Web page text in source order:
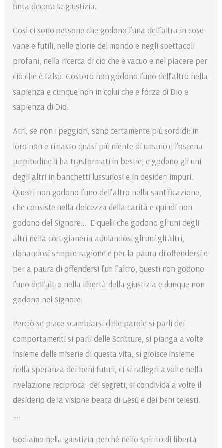
finta decora la giustizia.
Così ci sono persone che godono l’una dell’altra in cose
vane e futili, nelle glorie del mondo e negli spettacoli
profani, nella ricerca di ciò che è vacuo e nel piacere per
ciò che è falso. Costoro non godono l’uno dell’altro nella
sapienza e dunque non in colui che è forza di Dio e
sapienza di Dio.
Atri, se non i peggiori, sono certamente più sordidi: in
loro non è rimasto quasi più niente di umano e l’oscena
turpitudine li ha trasformati in bestie, e godono gli uni
degli altri in banchetti lussuriosi e in desideri impuri.
Questi non godono l’uno dell’altro nella santificazione,
che consiste nella dolcezza della carità e quindi non
godono del Signore… E quelli che godono gli uni degli
altri nella cortigianeria adulandosi gli uni gli altri,
donandosi sempre ragione e per la paura di offendersi e
per a paura di offendersi l’un l’altro, questi non godono
l’uno dell’altro nella libertà della giustizia e dunque non
godono nel Signore.
Perciò se piace scambiarsi delle parole si parli dei
comportamenti si parli delle Scritture, si pianga a volte
insieme delle miserie di questa vita, si gioisce insieme
nella speranza dei beni futuri, ci si rallegri a volte nella
rivelazione reciproca dei segreti, si condivida a volte il
desiderio della visione beata di Gesù e dei beni celesti.
….
Godiamo nella giustizia perché nello spirito di libertà